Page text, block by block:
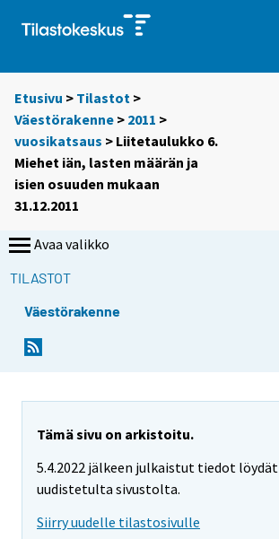
Etusivu > Tilastot >
Väestörakenne > 2011 >
vuosikatsaus > Liitetaulukko 6.
Miehet iän, lasten määrän ja
isien osuuden mukaan
31.12.2011
Avaa valikko
TILASTOT
Väestörakenne
Tämä sivu on arkistoitu.
5.4.2022 jälkeen julkaistut tiedot löydät
uudistetulta sivustolta.
Siirry uudelle tilastosivulle